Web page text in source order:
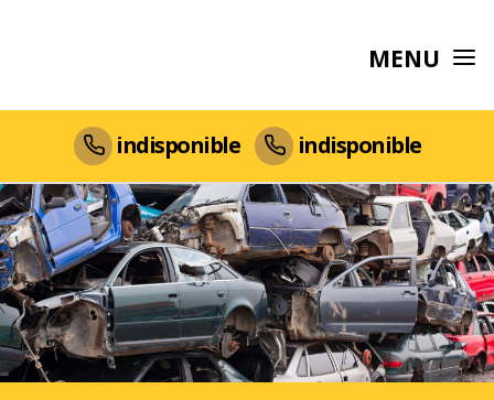
MENU
indisponible indisponible